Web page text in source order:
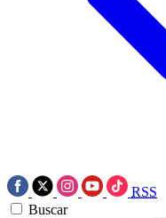
RSS
Buscar